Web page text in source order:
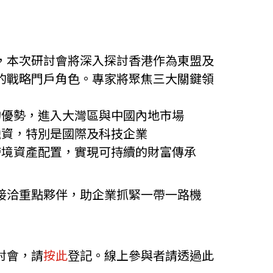
語文內容 招聘
次研討會將深入探討香港作為東盟及
略門戶角色。專家將聚焦三大關鍵領
勢，進入大灣區與中國內地市場
，特別是國際及科技企業
資產配置，實現可持續的財富傳承
重點夥伴，助企業抓緊一帶一路機
會，請按此登記。線上參與者請透過此